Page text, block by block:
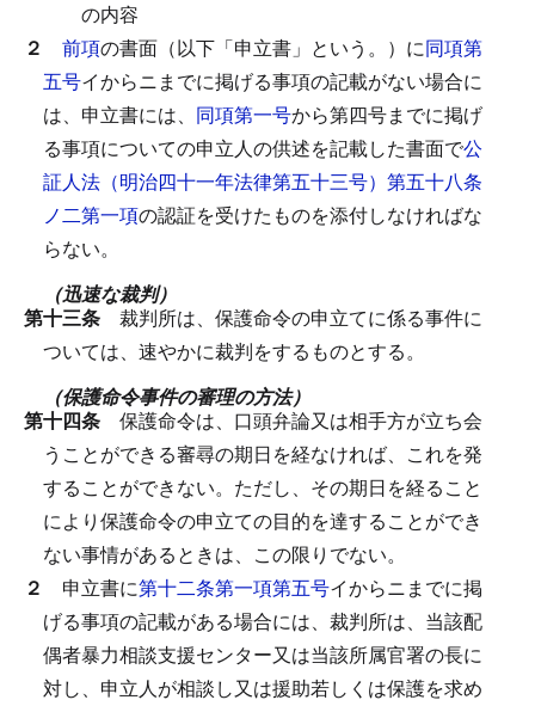
の内容
２ 前項の書面（以下「申立書」という。）に同項第
五号イからニまでに掲げる事項の記載がない場合に
は、申立書には、 同項第一号から第四号までに掲げ
る事項についての申立人の供述を記載した書面で公
証人法（明治四十一年法律第五十三号）第五十八条
ノ二第一項の認証を受けたものを添付しなければな
らない。
（迅速な裁判）
第十三条 裁判所は、保護命令の申立てに係る事件に
ついては、速やかに裁判をするものとする。
（保護命令事件の審理の方法）
第十四条 保護命令は、口頭弁論又は相手方が立ち会
うことができる審尋の期日を経なければ、これを発
することができない。 ただし、その期日を経ること
により保護命令の申立ての目的を達することができ
ない事情があるときは、この限りでない。
２ 申立書に第十二条第一項第五号イからニまでに掲
げる事項の記載がある場合には、裁判所は、当該配
偶者暴力相談支援センター又は当該所属官署の長に
対し、申立人が相談し又は援助若しくは保護を求め